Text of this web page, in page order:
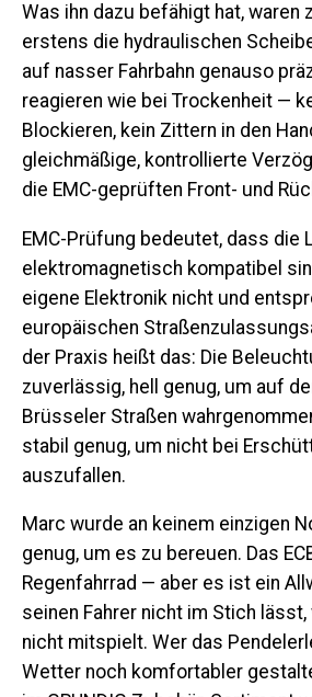
Was ihn dazu befähigt hat, waren
erstens die hydraulischen
auf nasser Fahrbahn genauso
reagieren wie bei Trockenheit —
Blockieren, kein Zittern in den
gleichmäßige, kontrollierte
die EMC-geprüften Front- und
EMC-Prüfung bedeutet, dass die
elektromagnetisch kompatibel
eigene Elektronik nicht und
europäischen
der Praxis heißt das: Die
zuverlässig, hell genug, um auf
Brüsseler Straßen
stabil genug, um nicht bei
auszufallen.
Marc wurde an keinem einzigen
genug, um es zu bereuen. Das
Regenfahrrad — aber es ist ein
seinen Fahrer nicht im Stich
nicht mitspielt. Wer das
Wetter noch komfortabler
Ihr20 €
Newsletter abonnieren
erhalten.
Mit der Anmeldung stimmen Sie zu, E-Mail-
Nein, danke